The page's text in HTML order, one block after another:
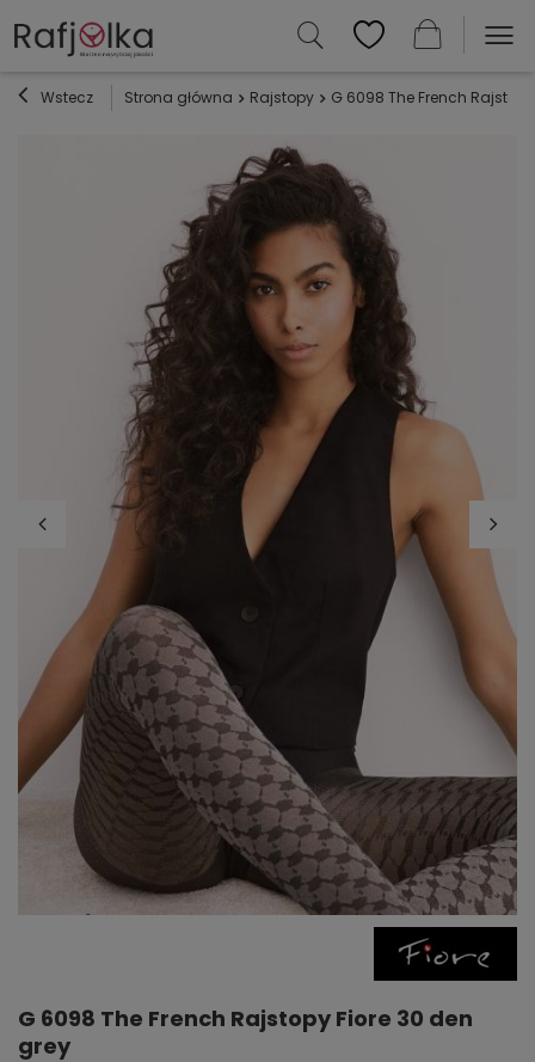
Wstecz Strona główna Rajstopy G 6098 The French
G 6098 The French Rajstopy Fiore 30 den
grey